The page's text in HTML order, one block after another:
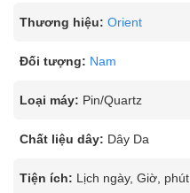
Thương hiệu: Orient
Đối tượng: Nam
Loại máy: Pin/Quartz
Chất liệu dây: Dây Da
Tiện ích: Lịch ngày, Giờ, phút